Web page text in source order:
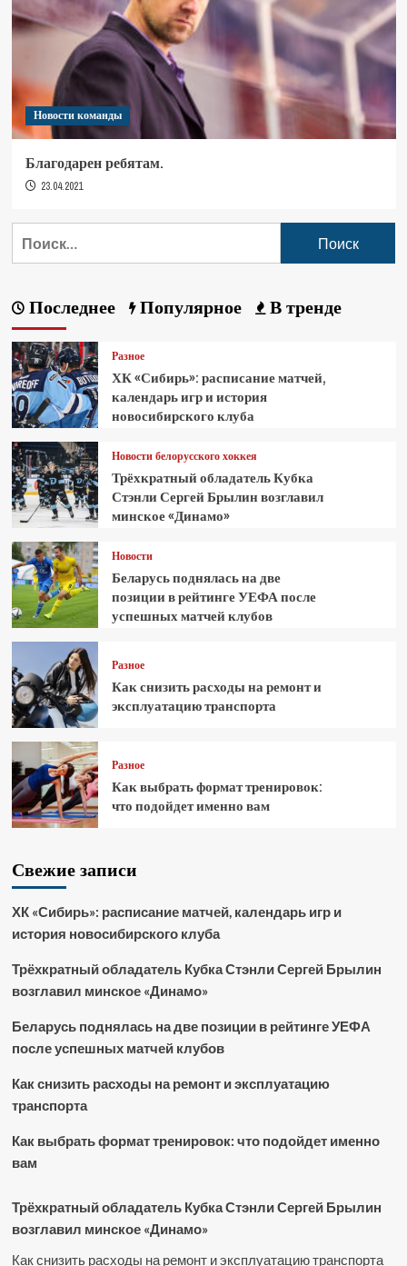
Новости команды
Благодарен ребятам.
23.04.2021
Последнее Популярное В тренде
Разное
ХК «Сибирь»: расписание матчей,
календарь игр и история
новосибирского клуба
Новости белорусского хоккея
Трёхкратный обладатель Кубка
Стэнли Сергей Брылин возглавил
минское «Динамо»
Новости
Беларусь поднялась на две
позиции в рейтинге УЕФА после
успешных матчей клубов
Разное
Как снизить расходы на ремонт и
эксплуатацию транспорта
Разное
Как выбрать формат тренировок:
что подойдет именно вам
Свежие записи
ХК «Сибирь»: расписание матчей, календарь игр и
история новосибирского клуба
Трёхкратный обладатель Кубка Стэнли Сергей Брылин
возглавил минское «Динамо»
Беларусь поднялась на две позиции в рейтинге УЕФА
после успешных матчей клубов
Как снизить расходы на ремонт и эксплуатацию
транспорта
Как выбрать формат тренировок: что подойдет именно
вам
Трёхкратный обладатель Кубка Стэнли Сергей Брылин
возглавил минское «Динамо»
Как снизить расходы на ремонт и эксплуатацию транспорта